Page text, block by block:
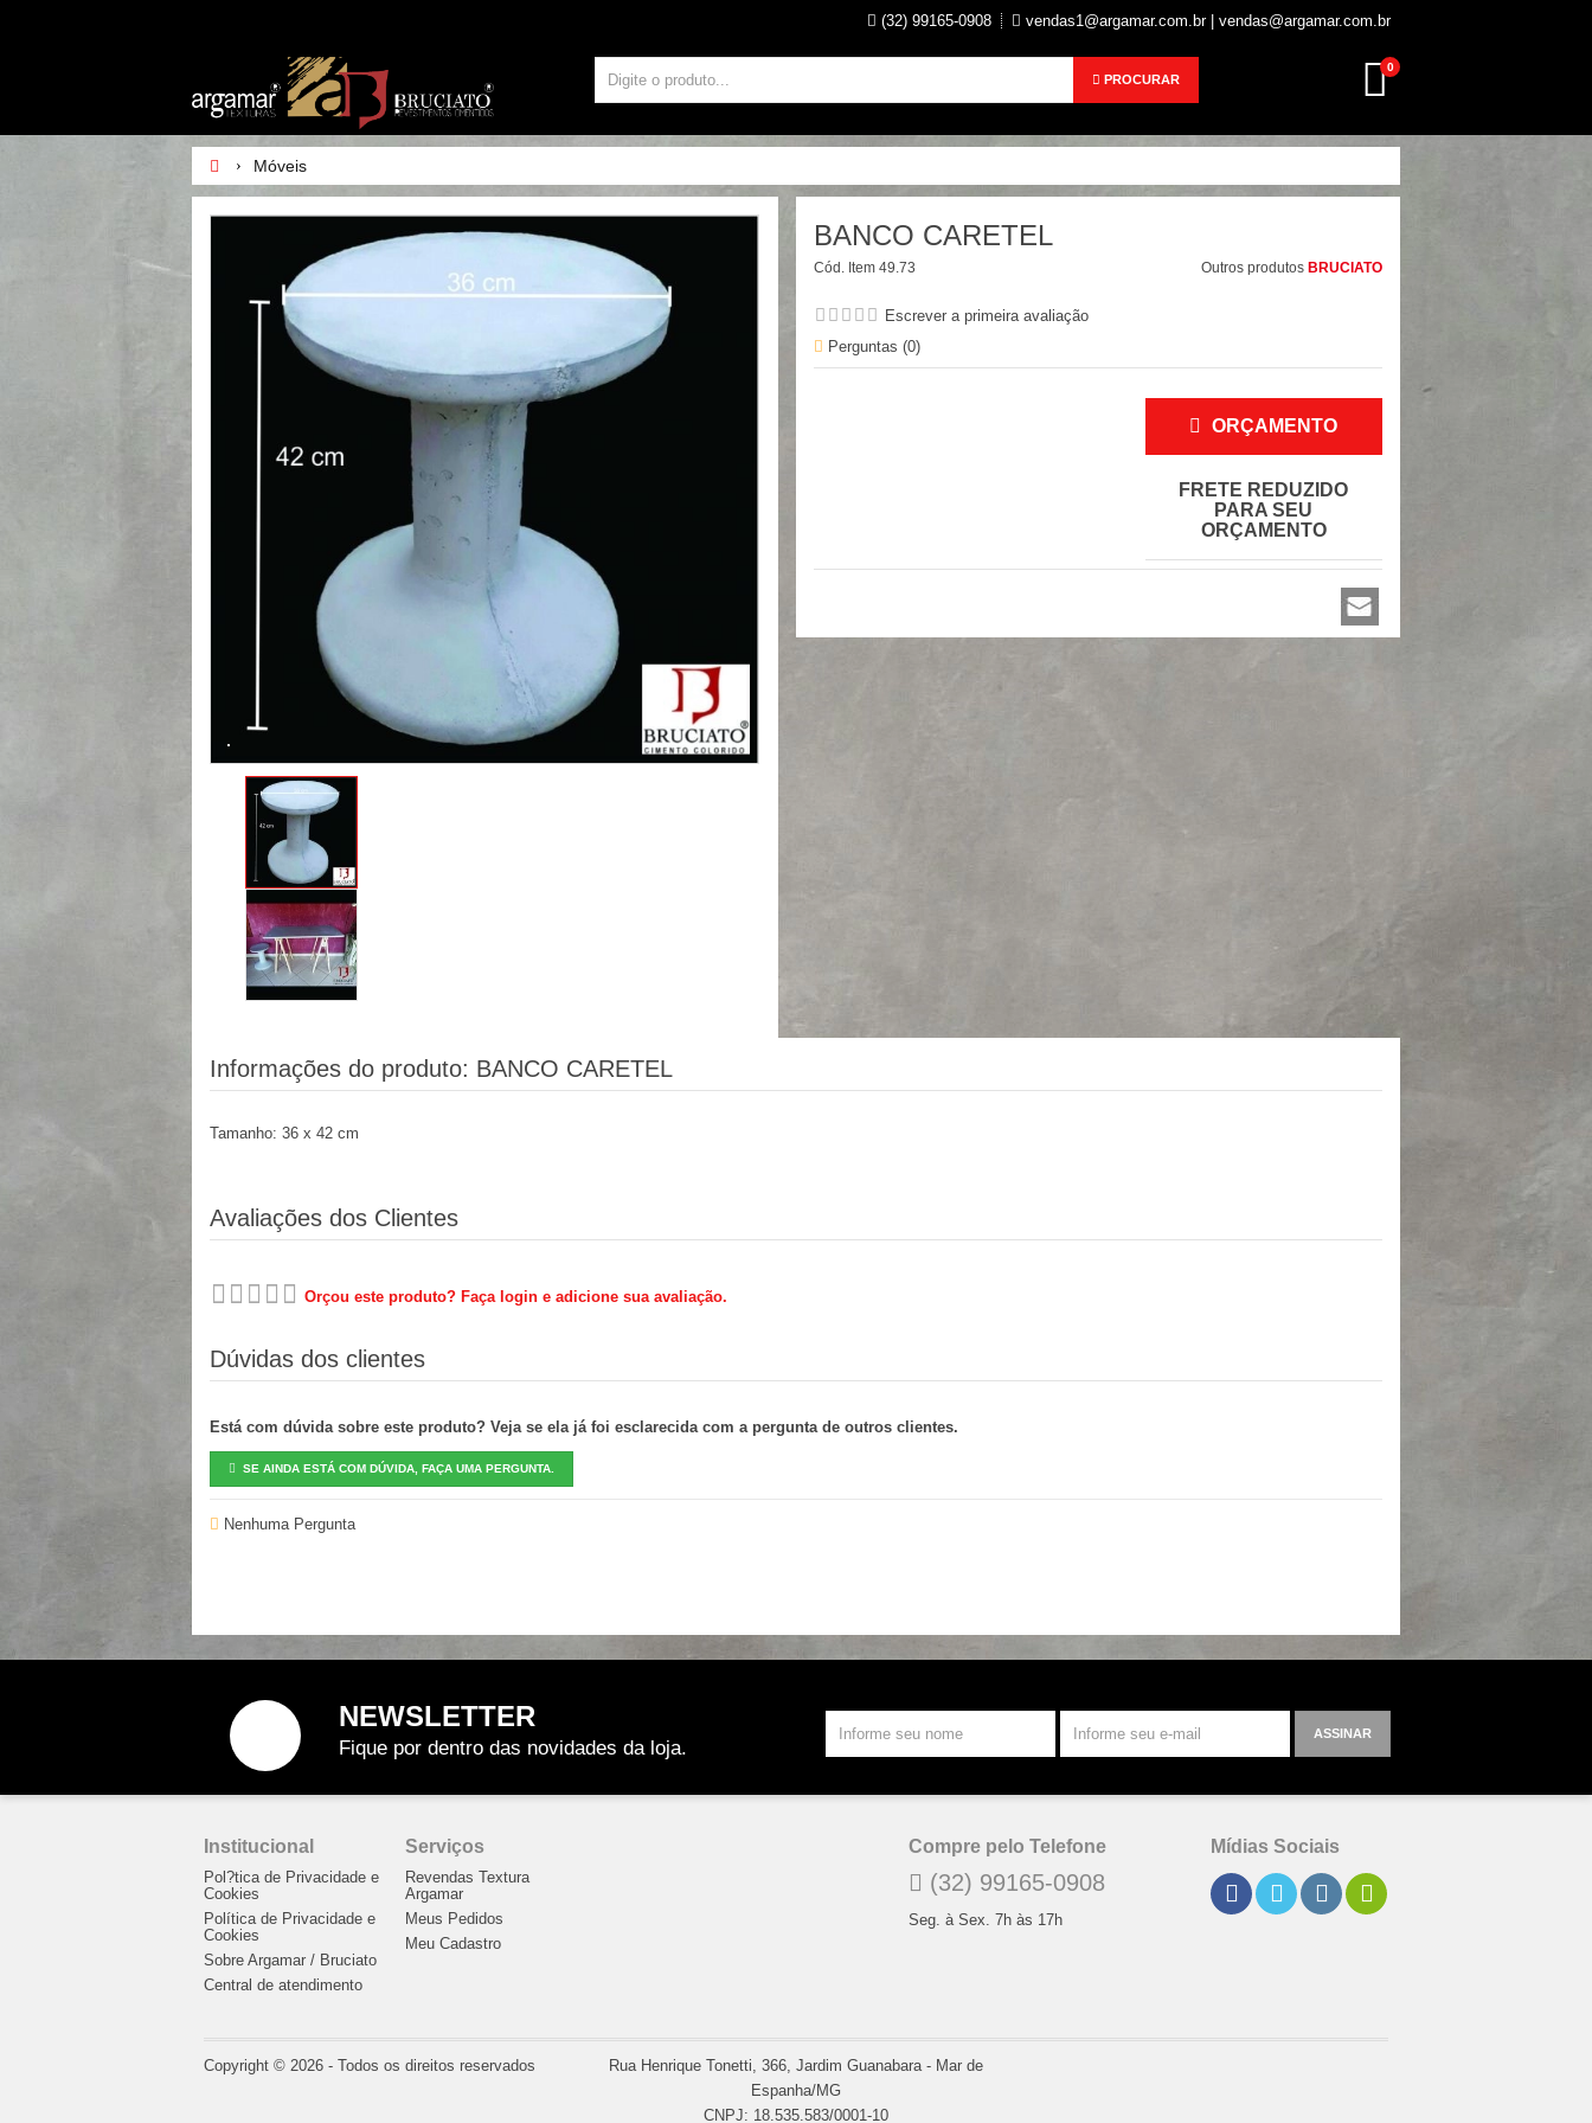
(32) 99165-0908 vendas1@argamar.com.br | vendas@argamar.com.br
PROCURAR
0
Móveis
BANCO CARETEL
Cód. Item 49.73 Outros produtos BRUCIATO
Escrever a primeira avaliação
Perguntas (0)
ORÇAMENTO
FRETE REDUZIDO
PARA SEU
ORÇAMENTO
Informações do produto: BANCO CARETEL
Tamanho: 36 x 42 cm
Avaliações dos Clientes
Orçou este produto? Faça login e adicione sua avaliação.
Dúvidas dos clientes
Está com dúvida sobre este produto? Veja se ela já foi esclarecida com a pergunta de outros clientes.
SE AINDA ESTÁ COM DÚVIDA, FAÇA UMA PERGUNTA.
Nenhuma Pergunta
NEWSLETTER
Fique por dentro das novidades da loja.
ASSINAR
Institucional
Pol?tica de Privacidade e
Cookies
Política de Privacidade e
Cookies
Sobre Argamar / Bruciato
Central de atendimento
Serviços
Revendas Textura
Argamar
Meus Pedidos
Meu Cadastro
Compre pelo Telefone
(32) 99165-0908
Seg. à Sex. 7h às 17h
Mídias Sociais
Copyright © 2026 - Todos os direitos reservados
Rua Henrique Tonetti, 366, Jardim Guanabara - Mar de
Espanha/MG
CNPJ: 18.535.583/0001-10